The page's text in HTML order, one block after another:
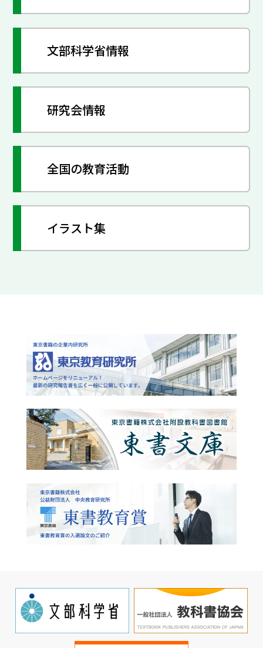
文部科学省情報
研究会情報
全国の教育活動
イラスト集